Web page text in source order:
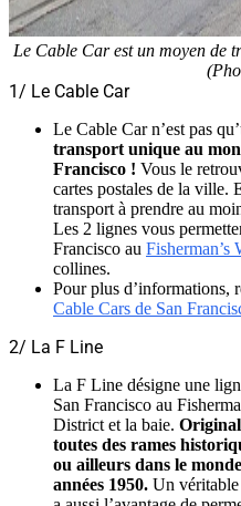
Le Cable Car est un moyen de
1/ Le Cable Car
Le Cable Car n’est pas
transport unique au
Francisco ! Vous le
cartes postales de la ville.
transport à prendre au
Les 2 lignes vous
Francisco au Fisherman’s
collines.
Pour plus d’informations,
Cable Cars de San
2/ La F Line
La F Line désigne une
San Francisco au
District et la baie.
toutes des rames
ou ailleurs dans le
années 1950. Un